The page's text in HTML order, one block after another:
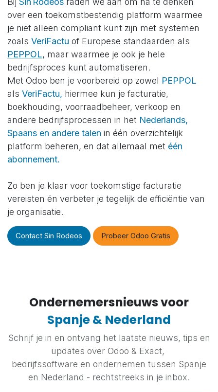
over een toekomstbestendig platform waarmee
je niet alleen compliant kunt zijn met systemen
zoals VeriFactu of Europese standaarden als
PEPPOL, maar waarmee je ook je hele
bedrijfsproces kunt automatiseren.
Met Odoo ben je voorbereid op zowel PEPPOL
als VeriFactu, hiermee kun je facturatie,
boekhouding, voorraadbeheer, verkoop en
andere bedrijfsprocessen in het Nederlands,
Spaans en andere talen in één overzichtelijk
platform beheren, en dat allemaal met één
abonnement.
Zo ben je klaar voor toekomstige facturatie
vereisten én verbeter je tegelijk de efficiëntie van
je organisatie.
Contact Sin Rodeos Probeer Odoo Gratis
Ondernemersnieuws voor
Spanje & Nederland
Schrijf je in en ontvang het laatste nieuws, tips en
updates over Odoo & Exact,
bedrijfssoftware en ondernemen tussen Spanje
en Nederland - rechtstreeks in je inbox.